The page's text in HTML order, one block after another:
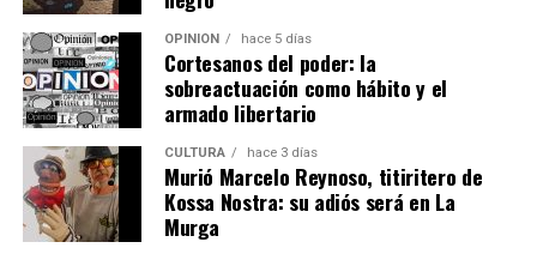
OPINIÓN hace 5 días
Cortesanos del poder: la
sobreactuación como hábito y el
armado libertario
CULTURA hace 3 días
Murió Marcelo Reynoso, titiritero de
Kossa Nostra: su adiós será en La
Murga